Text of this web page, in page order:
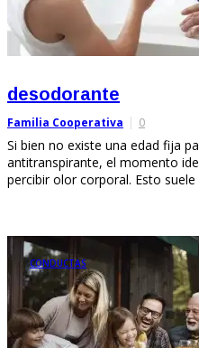
desodorante
Familia Cooperativa 0
Si bien no existe una edad fija
antitranspirante, el momento
percibir olor corporal. Esto
CONDUCTAS